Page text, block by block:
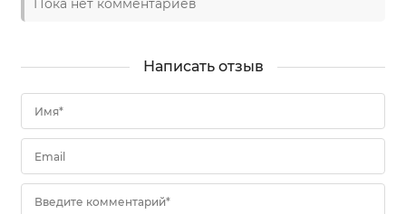
Написать отзыв
Имя*
Email
Введите комментарий*